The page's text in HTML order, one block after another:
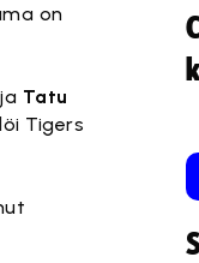
on
Tatu
Tigers